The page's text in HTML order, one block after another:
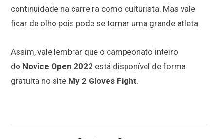
continuidade na carreira como culturista. Mas vale
ficar de olho pois pode se tornar uma grande atleta.
Assim, vale lembrar que o campeonato inteiro
do Novice Open 2022 está disponível de forma
gratuita no site My 2 Gloves Fight.